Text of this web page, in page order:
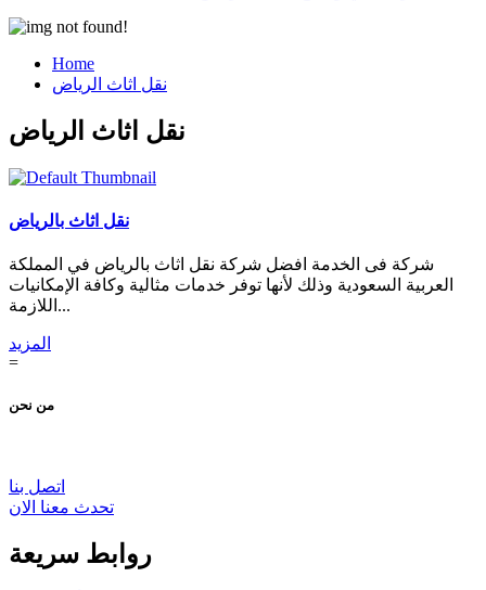
Home
نقل اثاث الرياض
نقل اثاث الرياض
نقل اثاث بالرياض
شركة فى الخدمة افضل شركة نقل اثاث بالرياض في المملكة
العربية السعودية وذلك لأنها توفر خدمات مثالية وكافة الإمكانيات
اللازمة...
المزيد
=
من نحن
اتصل بنا
تحدث معنا الان
روابط سريعة